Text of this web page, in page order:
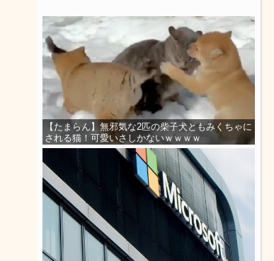
【たまらん】無邪気な2匹の柴子犬ともみくちゃに
される猫！可愛いさしかないｗｗｗｗ